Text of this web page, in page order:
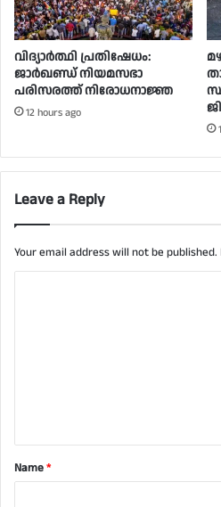
വിദ്യാർത്ഥി പ്രതിഷേധം:
ജാർഖണ്ഡ് നിയമസഭാ
പരിസരത്ത് നിരോധനാജ്ഞ
12 hours ago
Leave a Reply
Your email address will not be published.
t
*Name*